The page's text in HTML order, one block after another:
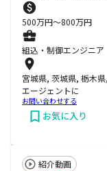
500万円〜800万円
組込・制御エンジニア
宮城県, 茨城県, 栃木
エージェントに
お問い合わせする
お気に入り
紹介動画